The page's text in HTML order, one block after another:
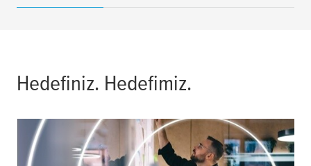
Hedefiniz. Hedefimiz.